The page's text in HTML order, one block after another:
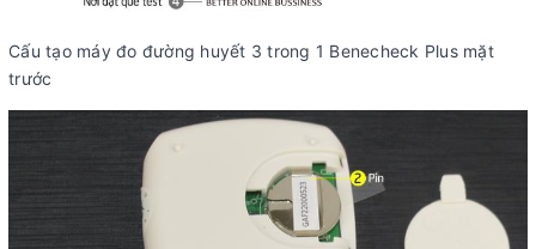
Cấu tạo máy đo đường huyết 3 trong 1 Benecheck Plus mặt
trước